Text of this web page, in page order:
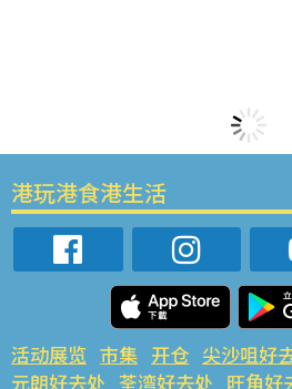
港玩港食港生活
活动展览 市集 开仓 尖沙咀好
元朗好去处 荃湾好去处 旺角好